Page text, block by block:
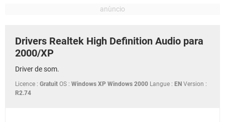
Drivers Realtek High Definition Audio para
2000/XP
Driver de som.
Licence : Gratuit OS : Windows XP Windows 2000 Langue : EN Version :
R2.74